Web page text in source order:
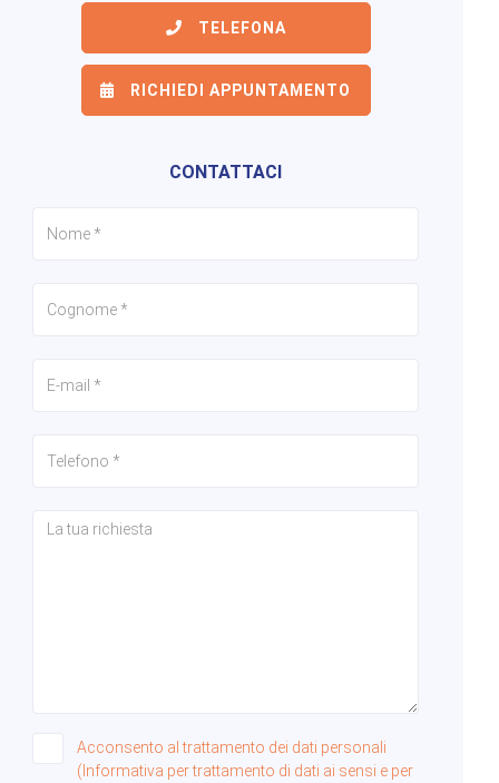
TELEFONA
RICHIEDI APPUNTAMENTO
CONTATTACI
Acconsento al trattamento dei dati personali
(Informativa per trattamento di dati ai sensi e per